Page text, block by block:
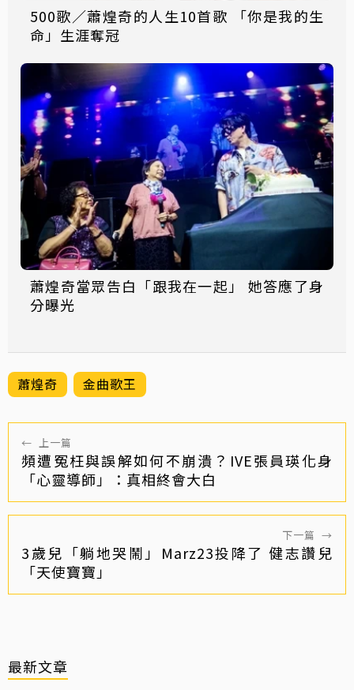
500歌／蕭煌奇的人生10首歌 「你是我的生
命」生涯奪冠
蕭煌奇當眾告白「跟我在一起」 她答應了身
分曝光
蕭煌奇 金曲歌王
← 上一篇
頻遭冤枉與誤解如何不崩潰？IVE張員瑛化身
「心靈導師」：真相終會大白
下一篇 →
3歲兒「躺地哭鬧」Marz23投降了 健志讚兒
「天使寶寶」
最新文章